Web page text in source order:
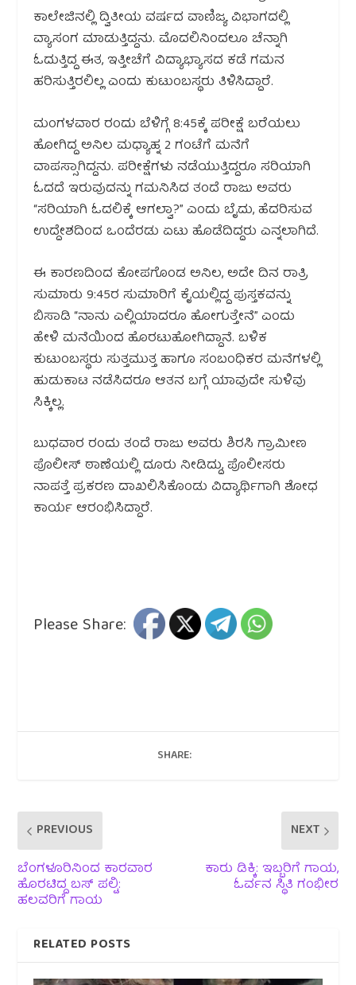
ಕಾಲೇಜಿನಲ್ಲಿ ದ್ವಿತೀಯ ವರ್ಷದ ವಾಣಿಜ್ಯ ವಿಭಾಗದಲ್ಲಿ
ವ್ಯಾಸಂಗ ಮಾಡುತ್ತಿದ್ದನು. ಮೊದಲಿನಿಂದಲೂ ಚೆನ್ನಾಗಿ
ಓದುತ್ತಿದ್ದ ಈತ, ಇತ್ತೀಚೆಗೆ ವಿದ್ಯಾಭ್ಯಾಸದ ಕಡೆ ಗಮನ
ಹರಿಸುತ್ತಿರಲಿಲ್ಲ ಎಂದು ಕುಟುಂಬಸ್ಥರು ತಿಳಿಸಿದ್ದಾರೆ.
ಮಂಗಳವಾರ ರಂದು ಬೆಳಿಗ್ಗೆ 8:45ಕ್ಕೆ ಪರೀಕ್ಷೆ ಬರೆಯಲು
ಹೋಗಿದ್ದ ಅನಿಲ ಮಧ್ಯಾಹ್ನ 2 ಗಂಟೆಗೆ ಮನೆಗೆ
ವಾಪಸ್ಸಾಗಿದ್ದನು. ಪರೀಕ್ಷೆಗಳು ನಡೆಯುತ್ತಿದ್ದರೂ ಸರಿಯಾಗಿ
ಓದದೆ ಇರುವುದನ್ನು ಗಮನಿಸಿದ ತಂದೆ ರಾಜು ಅವರು
“ಸರಿಯಾಗಿ ಓದಲಿಕ್ಕೆ ಆಗಲ್ವಾ?” ಎಂದು ಬೈದು, ಹೆದರಿಸುವ
ಉದ್ದೇಶದಿಂದ ಒಂದೆರಡು ಏಟು ಹೊಡೆದಿದ್ದರು ಎನ್ನಲಾಗಿದೆ.
ಈ ಕಾರಣದಿಂದ ಕೋಪಗೊಂಡ ಅನಿಲ, ಅದೇ ದಿನ ರಾತ್ರಿ
ಸುಮಾರು 9:45ರ ಸುಮಾರಿಗೆ ಕೈಯಲ್ಲಿದ್ದ ಪುಸ್ತಕವನ್ನು
ಬಿಸಾಡಿ “ನಾನು ಎಲ್ಲಿಯಾದರೂ ಹೋಗುತ್ತೇನೆ” ಎಂದು
ಹೇಳಿ ಮನೆಯಿಂದ ಹೊರಟುಹೋಗಿದ್ದಾನೆ. ಬಳಿಕ
ಕುಟುಂಬಸ್ಥರು ಸುತ್ತಮುತ್ತ ಹಾಗೂ ಸಂಬಂಧಿಕರ ಮನೆಗಳಲ್ಲಿ
ಹುಡುಕಾಟ ನಡೆಸಿದರೂ ಆತನ ಬಗ್ಗೆ ಯಾವುದೇ ಸುಳಿವು
ಸಿಕ್ಕಿಲ್ಲ.
ಬುಧವಾರ ರಂದು ತಂದೆ ರಾಜು ಅವರು ಶಿರಸಿ ಗ್ರಾಮೀಣ
ಪೊಲೀಸ್ ಠಾಣೆಯಲ್ಲಿ ದೂರು ನೀಡಿದ್ದು, ಪೊಲೀಸರು
ನಾಪತ್ತೆ ಪ್ರಕರಣ ದಾಖಲಿಸಿಕೊಂಡು ವಿದ್ಯಾರ್ಥಿಗಾಗಿ ಶೋಧ
ಕಾರ್ಯ ಆರಂಭಿಸಿದ್ದಾರೆ.
Please Share:
SHARE:
PREVIOUS
ಬೆಂಗಳೂರಿನಿಂದ ಕಾರವಾರ
ಹೊರಟಿದ್ದ ಬಸ್ ಪಲ್ಟಿ:
ಹಲವರಿಗೆ ಗಾಯ
NEXT
ಕಾರು ಡಿಕ್ಕಿ: ಇಬ್ಬರಿಗೆ ಗಾಯ,
ಓರ್ವನ ಸ್ಥಿತಿ ಗಂಭೀರ
RELATED POSTS